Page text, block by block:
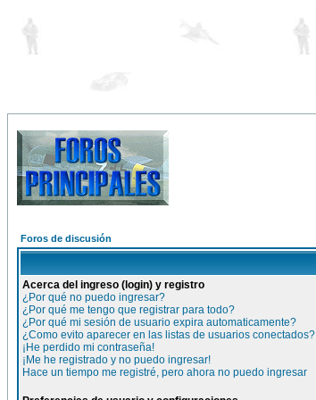
Foros de discusión
Acerca del ingreso (login) y registro
¿Por qué no puedo ingresar?
¿Por qué me tengo que registrar para todo?
¿Por qué mi sesión de usuario expira automaticamente?
¿Como evito aparecer en las listas de usuarios conectados?
¡He perdido mi contraseña!
¡Me he registrado y no puedo ingresar!
Hace un tiempo me registré, pero ahora no puedo ingresar